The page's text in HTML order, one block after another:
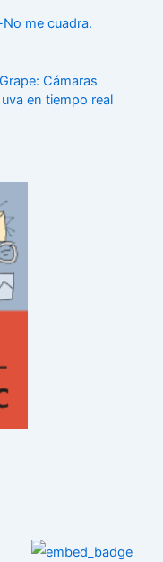
me cuadra.
Cámaras
en tiempo real